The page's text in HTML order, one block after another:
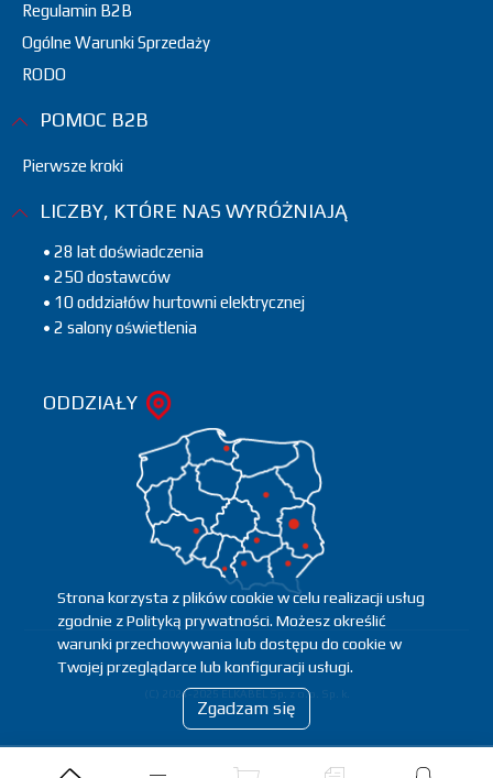
Strona korzysta z plików cookie w celu realizacji usług
zgodnie z Polityką prywatności. Możesz określić
warunki przechowywania lub dostępu do cookie w
Twojej przeglądarce lub konfiguracji usługi.
Zgadzam się
Regulamin B2B
Ogólne Warunki Sprzedaży
RODO
POMOC B2B
Pierwsze kroki
LICZBY, KTÓRE NAS WYRÓŻNIAJĄ
• 28 lat doświadczenia
• 250 dostawców
• 10 oddziałów hurtowni elektrycznej
• 2 salony oświetlenia
ODDZIAŁY
(C) 2024-2025 ELKABEL Sp. z o.o. Sp. k.